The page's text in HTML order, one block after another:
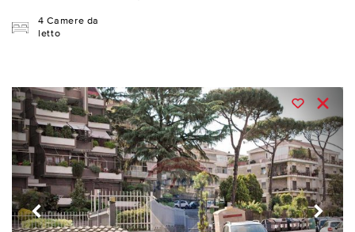
4 Camere da
letto